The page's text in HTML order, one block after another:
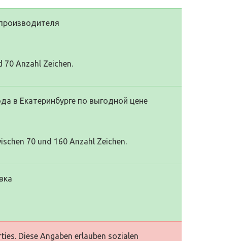
70 Anzahl Zeichen.
в Екатеринбурге по выгодной цене
70 und 160 Anzahl Zeichen.
Diese Angaben erlauben sozialen